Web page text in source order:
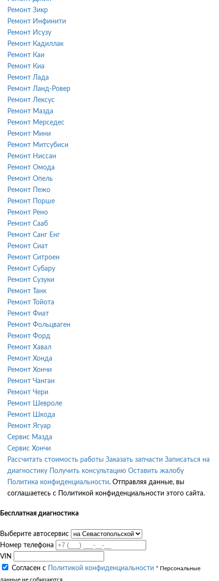
Ремонт Зикр
Ремонт Инфинити
Ремонт Исузу
Ремонт Кадиллак
Ремонт Каи
Ремонт Киа
Ремонт Лада
Ремонт Ланд-Ровер
Ремонт Лексус
Ремонт Мазда
Ремонт Мерседес
Ремонт Мини
Ремонт Митсубиси
Ремонт Ниссан
Ремонт Омода
Ремонт Опель
Ремонт Пежо
Ремонт Порше
Ремонт Рено
Ремонт Сааб
Ремонт Санг Енг
Ремонт Сиат
Ремонт Ситроен
Ремонт Субару
Ремонт Сузуки
Ремонт Танк
Ремонт Тойота
Ремонт Фиат
Ремонт Фольцваген
Ремонт Форд
Ремонт Хавал
Ремонт Хонда
Ремонт Хончи
Ремонт Чанган
Ремонт Чери
Ремонт Шевроле
Ремонт Шкода
Ремонт Ягуар
Сервис Мазда
Сервис Хончи
Рассчитать стоимость работы Заказать запчасти Записаться на
диагностику
Получить консультацию Оставить жалобу
Политика конфиденциальности. Отправляя данные, вы
соглашаетесь с Политикой конфиденциальности этого сайта.
Бесплатная диагностика
Выберите автосервис
Номер телефона
VIN
Согласен с
Политикой конфиденциальности * Персональные
данные не собираются